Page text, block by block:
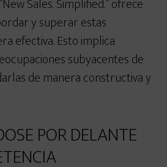
y superar estas
efectiva. Esto implica
subyacentes de
de manera constructiva y
POR DELANTE